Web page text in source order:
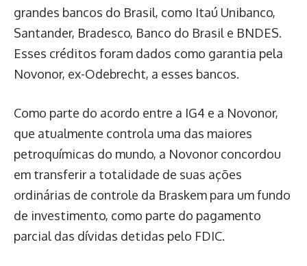
grandes bancos do Brasil, como Itaú Unibanco,
Santander, Bradesco, Banco do Brasil e BNDES.
Esses créditos foram dados como garantia pela
Novonor, ex-Odebrecht, a esses bancos.
Como parte do acordo entre a IG4 e a Novonor,
que atualmente controla uma das maiores
petroquímicas do mundo, a Novonor concordou
em transferir a totalidade de suas ações
ordinárias de controle da Braskem para um fundo
de investimento, como parte do pagamento
parcial das dívidas detidas pelo FDIC.